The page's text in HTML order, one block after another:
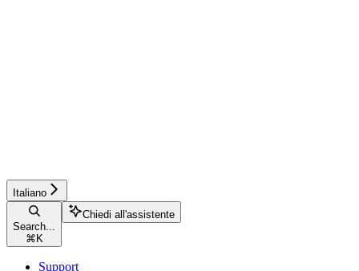
Italiano
Search...
⌘ K
Chiedi all'assistente
Support